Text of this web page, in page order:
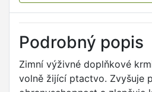
Podrobný popis
Zimní výživné doplňkové
volně žijící ptactvo. Zvyšuje